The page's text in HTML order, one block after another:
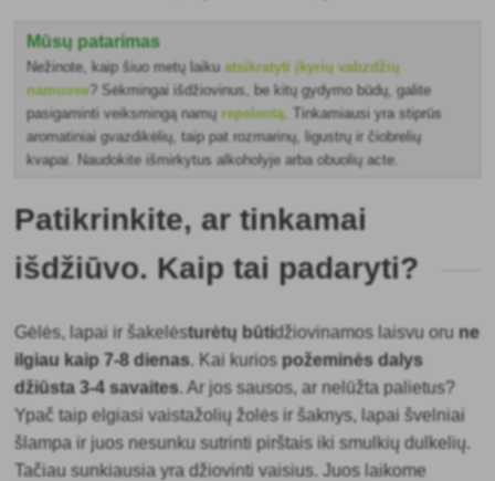
Mūsų patarimas
Nežinote, kaip šiuo metų laikuatsikratyti įkyrių vabzdžių
namuose? Sėkmingai išdžiovinus, be kitų gydymo būdų, galite
pasigaminti veiksmingą namųrepelentą. Tinkamiausi yra stiprūs
aromatiniai gvazdikėlių, taip pat rozmarinų, ligustrų ir čiobrelių
kvapai. Naudokite išmirkytus alkoholyje arba obuolių acte.
Patikrinkite, ar tinkamai
išdžiūvo. Kaip tai padaryti?
Gėlės, lapai ir šakelėsturėtų būtidžiovinamos laisvu orune
ilgiau kaip 7-8 dienas. Kai kuriospožeminės dalys
džiūsta 3-4 savaites. Ar jos sausos, ar nelūžta palietus?
Ypač taip elgiasi vaistažolių žolės ir šaknys, lapai švelniai
šlampa ir juos nesunku sutrinti pirštais iki smulkių dulkelių.
Tačiau sunkiausia yra džiovinti vaisius. Juos laikome